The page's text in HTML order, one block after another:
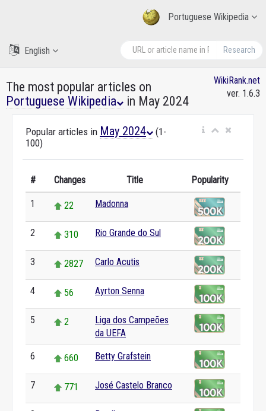
Portuguese Wikipedia
Research
English
The most popular articles on
Portuguese Wikipedia
in May 2024
WikiRank.net
ver. 1.6.3
Popular articles in May 2024
(1-
100)
# Changes Title Popularity
1 22 Madonna
2 310 Rio Grande do Sul
3 2827 Carlo Acutis
4 56 Ayrton Senna
5 2
Liga dos Campeões
da UEFA
6 660 Betty Grafstein
7 771 José Castelo Branco